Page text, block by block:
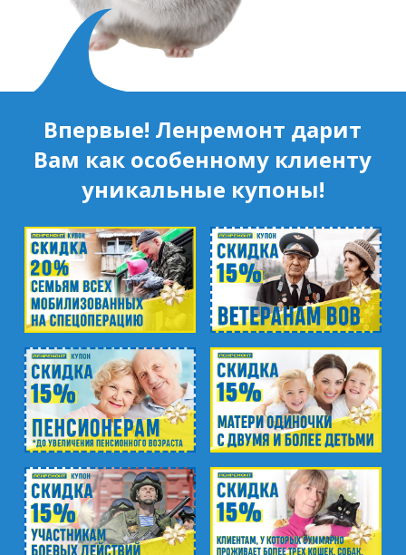
Впервые! Ленремонт дарит
Вам как особенному клиенту
уникальные купоны!